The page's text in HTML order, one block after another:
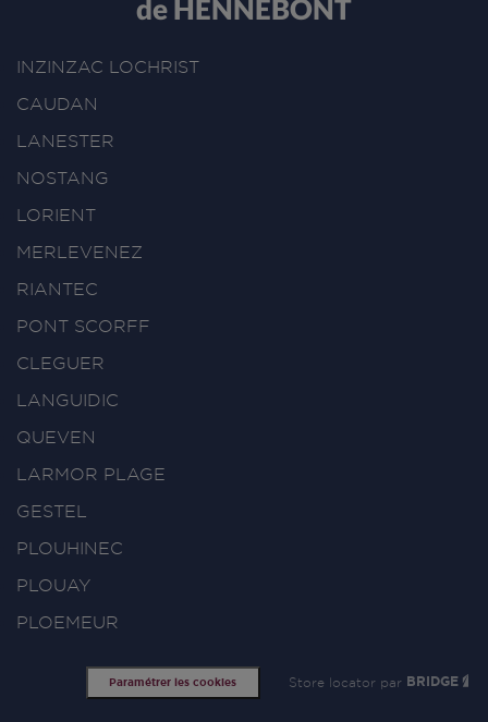
de HENNEBONT
INZINZAC LOCHRIST
CAUDAN
LANESTER
NOSTANG
LORIENT
MERLEVENEZ
RIANTEC
PONT SCORFF
CLEGUER
LANGUIDIC
QUEVEN
LARMOR PLAGE
GESTEL
PLOUHINEC
PLOUAY
PLOEMEUR
Paramétrer les cookies Store locator par BRIDGE